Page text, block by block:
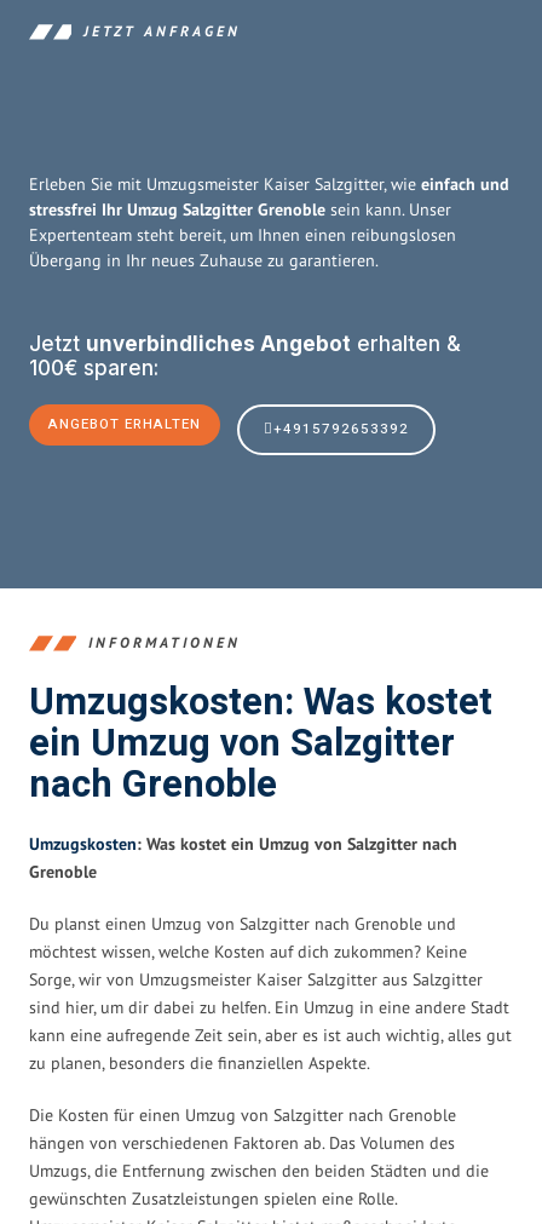
JETZT ANFRAGEN
Erleben Sie mit Umzugsmeister Kaiser Salzgitter, wie einfach und
stressfrei Ihr Umzug Salzgitter Grenoble sein kann. Unser
Expertenteam steht bereit, um Ihnen einen reibungslosen
Übergang in Ihr neues Zuhause zu garantieren.
Jetzt unverbindliches Angebot erhalten &
100€ sparen:
ANGEBOT ERHALTEN +4915792653392
INFORMATIONEN
Umzugskosten: Was kostet
ein Umzug von Salzgitter
nach Grenoble
Umzugskosten: Was kostet ein Umzug von Salzgitter nach
Grenoble
Du planst einen Umzug von Salzgitter nach Grenoble und
möchtest wissen, welche Kosten auf dich zukommen? Keine
Sorge, wir von Umzugsmeister Kaiser Salzgitter aus Salzgitter
sind hier, um dir dabei zu helfen. Ein Umzug in eine andere Stadt
kann eine aufregende Zeit sein, aber es ist auch wichtig, alles gut
zu planen, besonders die finanziellen Aspekte.
Die Kosten für einen Umzug von Salzgitter nach Grenoble
hängen von verschiedenen Faktoren ab. Das Volumen des
Umzugs, die Entfernung zwischen den beiden Städten und die
gewünschten Zusatzleistungen spielen eine Rolle.